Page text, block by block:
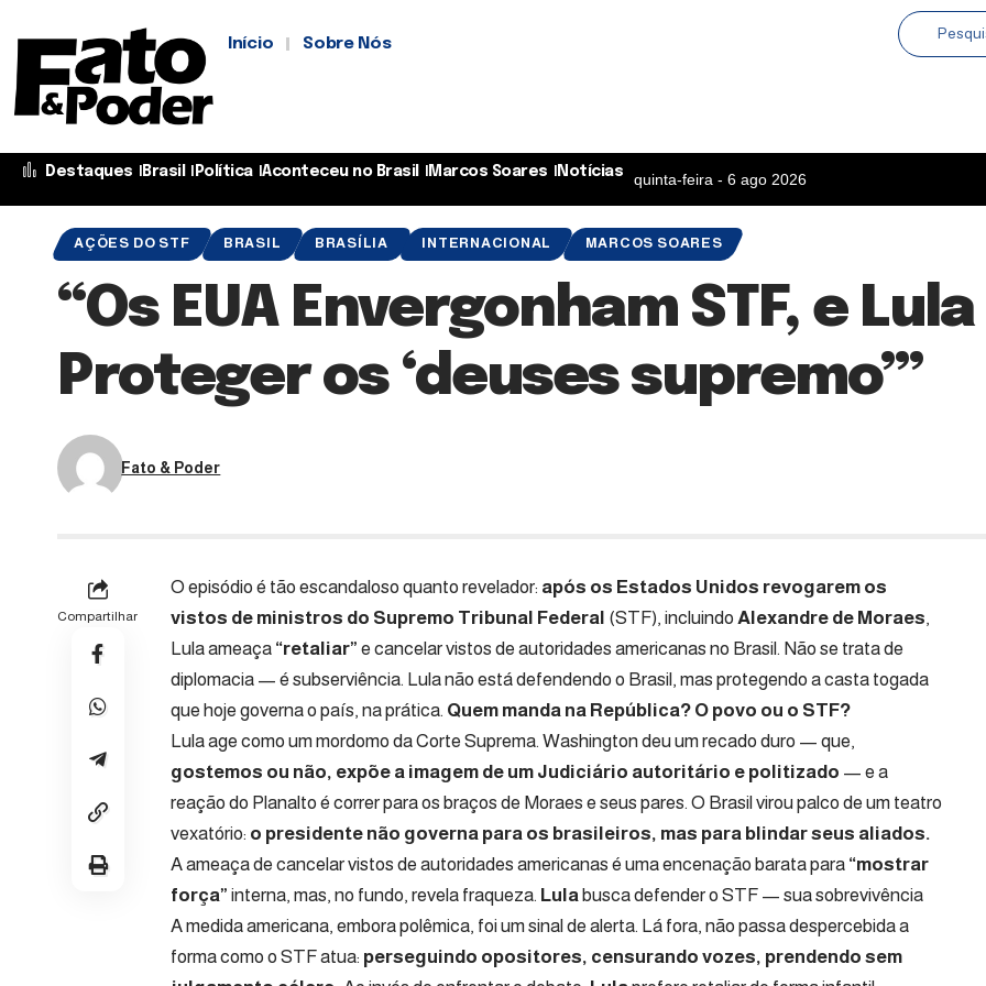
Início Sobre Nós
Destaques Brasil Política Aconteceu no Brasil Marcos Soares Notícias quinta-feira - 6 ago 2026
AÇÕES DO STF BRASIL BRASÍLIA INTERNACIONAL MARCOS SOARES
“Os EUA Envergonham STF, e
Proteger os ‘deuses supremo’”
Fato & Poder
Compartilhar
O episódio é tão escandaloso quanto revelador: após os Estados Unidos revogarem os
vistos de ministros do Supremo Tribunal Federal (STF), incluindo Alexandre de Moraes,
Lula ameaça “retaliar” e cancelar vistos de autoridades americanas no Brasil. Não se trata de
diplomacia — é subserviência. Lula não está defendendo o Brasil, mas protegendo a casta togada
que hoje governa o país, na prática. Quem manda na República? O povo ou o STF?
Lula age como um mordomo da Corte Suprema. Washington deu um recado duro — que,
gostemos ou não, expõe a imagem de um Judiciário autoritário e politizado — e a
reação do Planalto é correr para os braços de Moraes e seus pares. O Brasil virou palco de um teatro
vexatório: o presidente não governa para os brasileiros, mas para blindar seus aliados.
A ameaça de cancelar vistos de autoridades americanas é uma encenação barata para “mostrar
força” interna, mas, no fundo, revela fraqueza. Lula busca defender o STF — sua sobrevivência
A medida americana, embora polêmica, foi um sinal de alerta. Lá fora, não passa despercebida a
forma como o STF atua: perseguindo opositores, censurando vozes, prendendo sem